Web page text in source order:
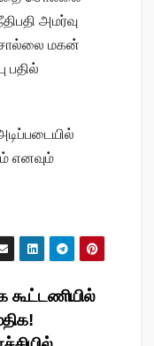
அமர்வு
மகன்
பதில்
எனவும்
கூட்டணியில்